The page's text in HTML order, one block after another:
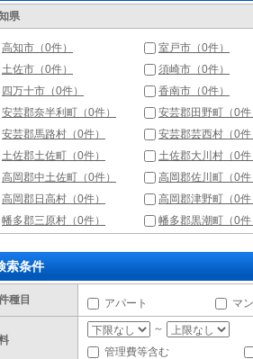
県
高知市（0件） 室戸市（0件）
土佐市（0件）
須崎市（0件）
四万十市（0件）
香南市（0件）
安芸郡奈半利町（0件）
安芸郡田野町（0件
安芸郡馬路村（0件）
安芸郡芸西村（0件
土佐郡土佐町（0件）
土佐郡大川村（0件
高岡郡中土佐町（0件）
高岡郡佐川町（0件
高岡郡日高村（0件）
高岡郡津野町（0件
幡多郡三原村（0件）
幡多郡黒潮町（0件
索条件
種目 アパート マ
～
管理費等含む